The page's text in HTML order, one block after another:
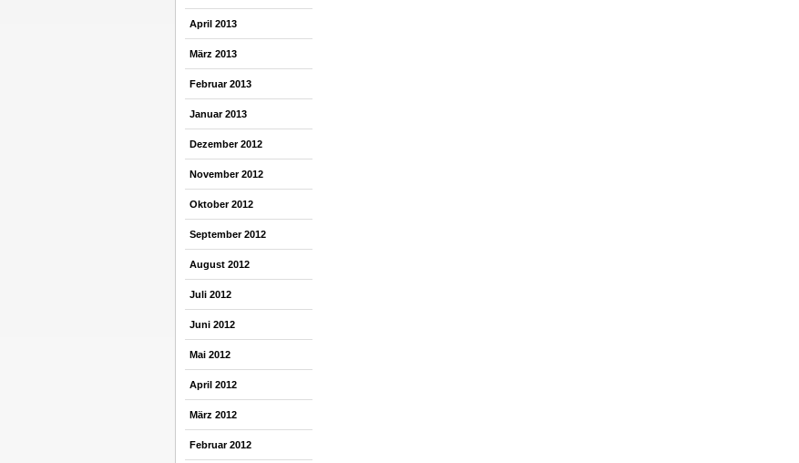
April 2013
März 2013
Februar 2013
Januar 2013
Dezember 2012
November 2012
Oktober 2012
September 2012
August 2012
Juli 2012
Juni 2012
Mai 2012
April 2012
März 2012
Februar 2012